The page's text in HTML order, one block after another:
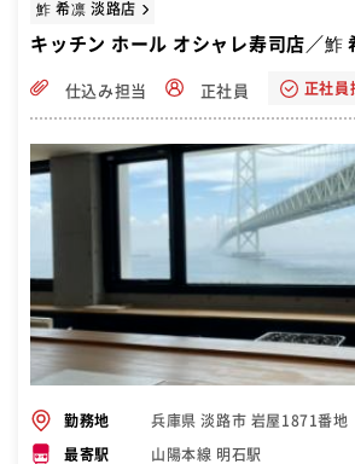
鮓 希凛 淡路店
キッチン ホール オシャレ寿司店／鮓
仕込み担当 正社員 正社員
勤務地 兵庫県 淡路市 岩屋1871番地
最寄駅 山陽本線 明石駅